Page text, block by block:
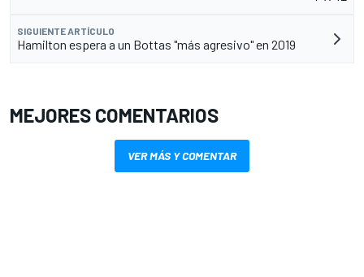
SIGUIENTE ARTÍCULO
Hamilton espera a un Bottas "más agresivo" en 2019
MEJORES COMENTARIOS
VER MÁS Y COMENTAR